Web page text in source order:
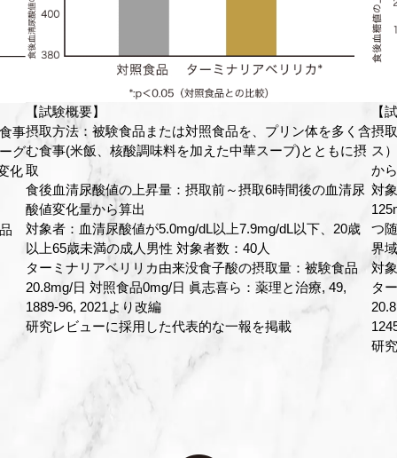
含
摂
【試験概要】
摂取方法：被験食品及び対照食品を、負荷食（カレーライ
ス）をとる前に摂取 摂取前～摂取2時間後の血糖値変化量
から算出
対象者：20歳以上65歳未満で、空腹時血糖値100～
125mg/dLまたは75gOGTT2時間値が140～199mg/dL、か
つ随時血糖値が200mg/dL未満の正常高値または糖尿病境
界域者
対象者数：46人
ターミナリアベリリカ由来没食子酸の摂取量：被験食品
20.8mg/日 対照食品0mg/日 友澤ら：薬理と治療, 47(8),
1245-51, 2019.
【
試
試
摂
摂
回
女
被
ボ
コ
こ
食
じ